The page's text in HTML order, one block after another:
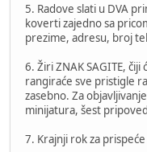
5. Radove slati u DVA
koverti zajedno sa
prezime, adresu, broj
6. Žiri ZNAK SAGITE,
rangiraće sve pristigle
zasebno. Za
minijatura, šest
7. Krajnji rok za